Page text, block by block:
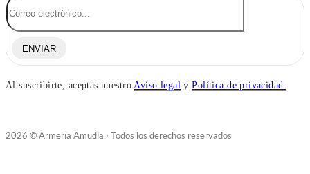
ENVIAR
Al suscribirte, aceptas nuestroAviso legal yPolítica de privacidad.
2026 © Armería Amudia · Todos los derechos reservados